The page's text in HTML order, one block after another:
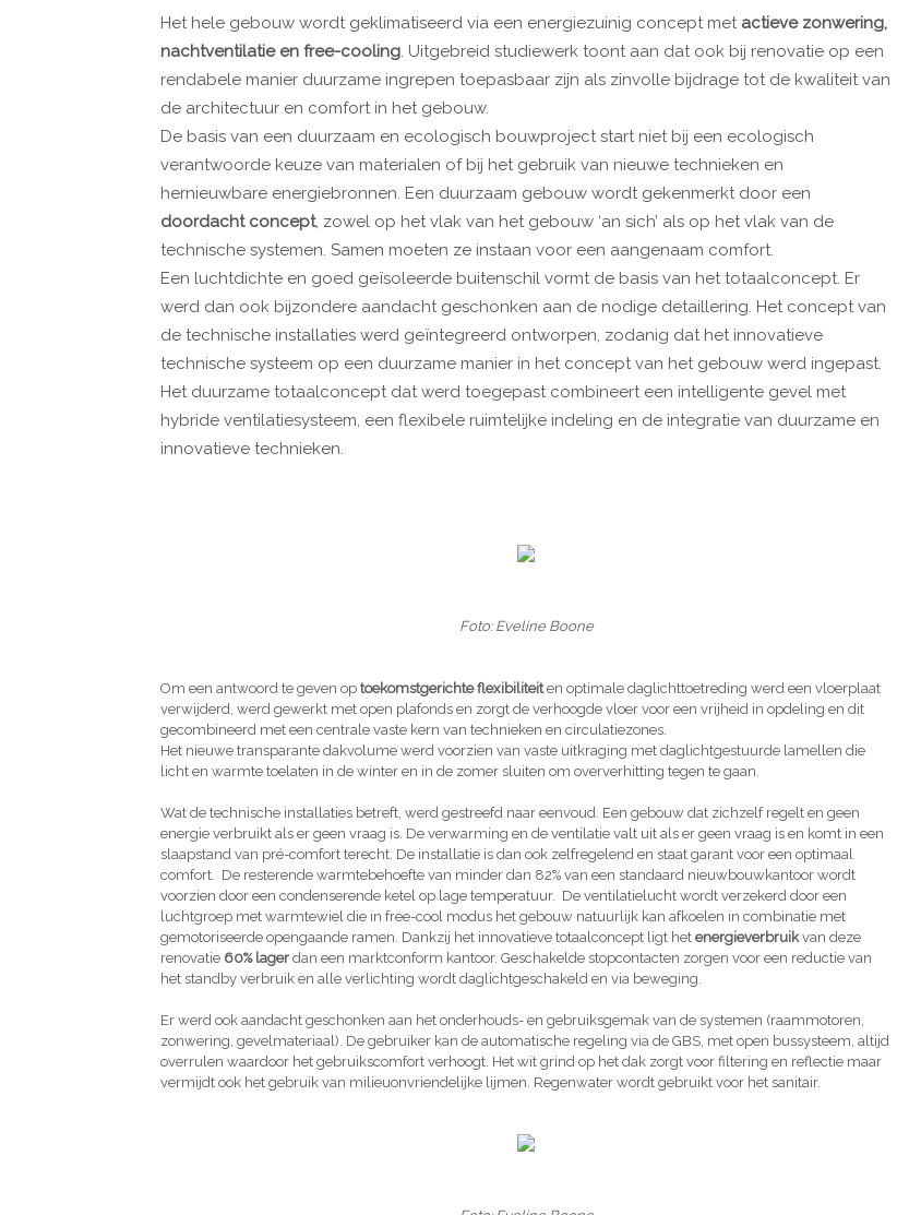
Het hele gebouw wordt geklimatiseerd via een energiezuinig concept met actieve zonwering,
nachtventilatie en free-cooling. Uitgebreid studiewerk toont aan dat ook bij renovatie op een
rendabele manier duurzame ingrepen toepasbaar zijn als zinvolle bijdrage tot de kwaliteit van
de architectuur en comfort in het gebouw.
De basis van een duurzaam en ecologisch bouwproject start niet bij een ecologisch
verantwoorde keuze van materialen of bij het gebruik van nieuwe technieken en
hernieuwbare energiebronnen. Een duurzaam gebouw wordt gekenmerkt door een
doordacht concept, zowel op het vlak van het gebouw ‘an sich’ als op het vlak van de
technische systemen. Samen moeten ze instaan voor een aangenaam comfort.
Een luchtdichte en goed geïsoleerde buitenschil vormt de basis van het totaalconcept. Er
werd dan ook bijzondere aandacht geschonken aan de nodige detaillering. Het concept van
de technische installaties werd geïntegreerd ontworpen, zodanig dat het innovatieve
technische systeem op een duurzame manier in het concept van het gebouw werd ingepast.
Het duurzame totaalconcept dat werd toegepast combineert een intelligente gevel met
hybride ventilatiesysteem, een flexibele ruimtelijke indeling en de integratie van duurzame en
innovatieve technieken.
Foto: Eveline Boone
Om een antwoord te geven op toekomstgerichte flexibiliteiten optimale daglichttoetreding werd een vloerplaat
verwijderd, werd gewerkt met open plafonds en zorgt de verhoogde vloer voor een vrijheid in opdeling en dit
gecombineerd met een centrale vaste kern van technieken en circulatiezones.
Het nieuwe transparante dakvolume werd voorzien van vaste uitkraging met daglichtgestuurde lamellen die
licht en warmte toelaten in de winter en in de zomer sluiten om oververhitting tegen te gaan.
Wat de technische installaties betreft, werd gestreefd naar eenvoud. Een gebouw dat zichzelf regelt en geen
energie verbruikt als er geen vraag is. De verwarming en de ventilatie valt uit als er geen vraag is en komt in een
slaapstand van pré-comfort terecht. De installatie is dan ook zelfregelend en staat garant voor een optimaal
comfort. De resterende warmtebehoefte van minder dan 82% van een standaard nieuwbouwkantoor wordt
voorzien door een condenserende ketel op lage temperatuur. De ventilatielucht wordt verzekerd door een
luchtgroep met warmtewiel die in free-cool modus het gebouw natuurlijk kan afkoelen in combinatie met
gemotoriseerde opengaande ramen. Dankzij het innovatieve totaalconcept ligt het energieverbruikvan deze
renovatie 60% lager dan een marktconform kantoor. Geschakelde stopcontacten zorgen voor een reductie van
het standby verbruik en alle verlichting wordt daglichtgeschakeld en via beweging.
Er werd ook aandacht geschonken aan het onderhouds- en gebruiksgemak van de systemen (raammotoren,
zonwering, gevelmateriaal). De gebruiker kan de automatische regeling via de GBS, met open bussysteem, altijd
overrulen waardoor het gebruikscomfort verhoogt. Het wit grind op het dak zorgt voor filtering en reflectie maar
vermijdt ook het gebruik van milieuonvriendelijke lijmen. Regenwater wordt gebruikt voor het sanitair.